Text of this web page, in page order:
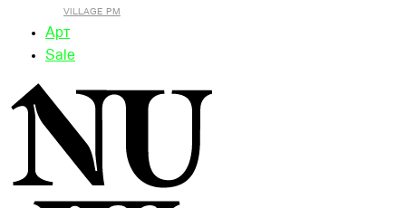
VILLAGE PM
Арт
Sale